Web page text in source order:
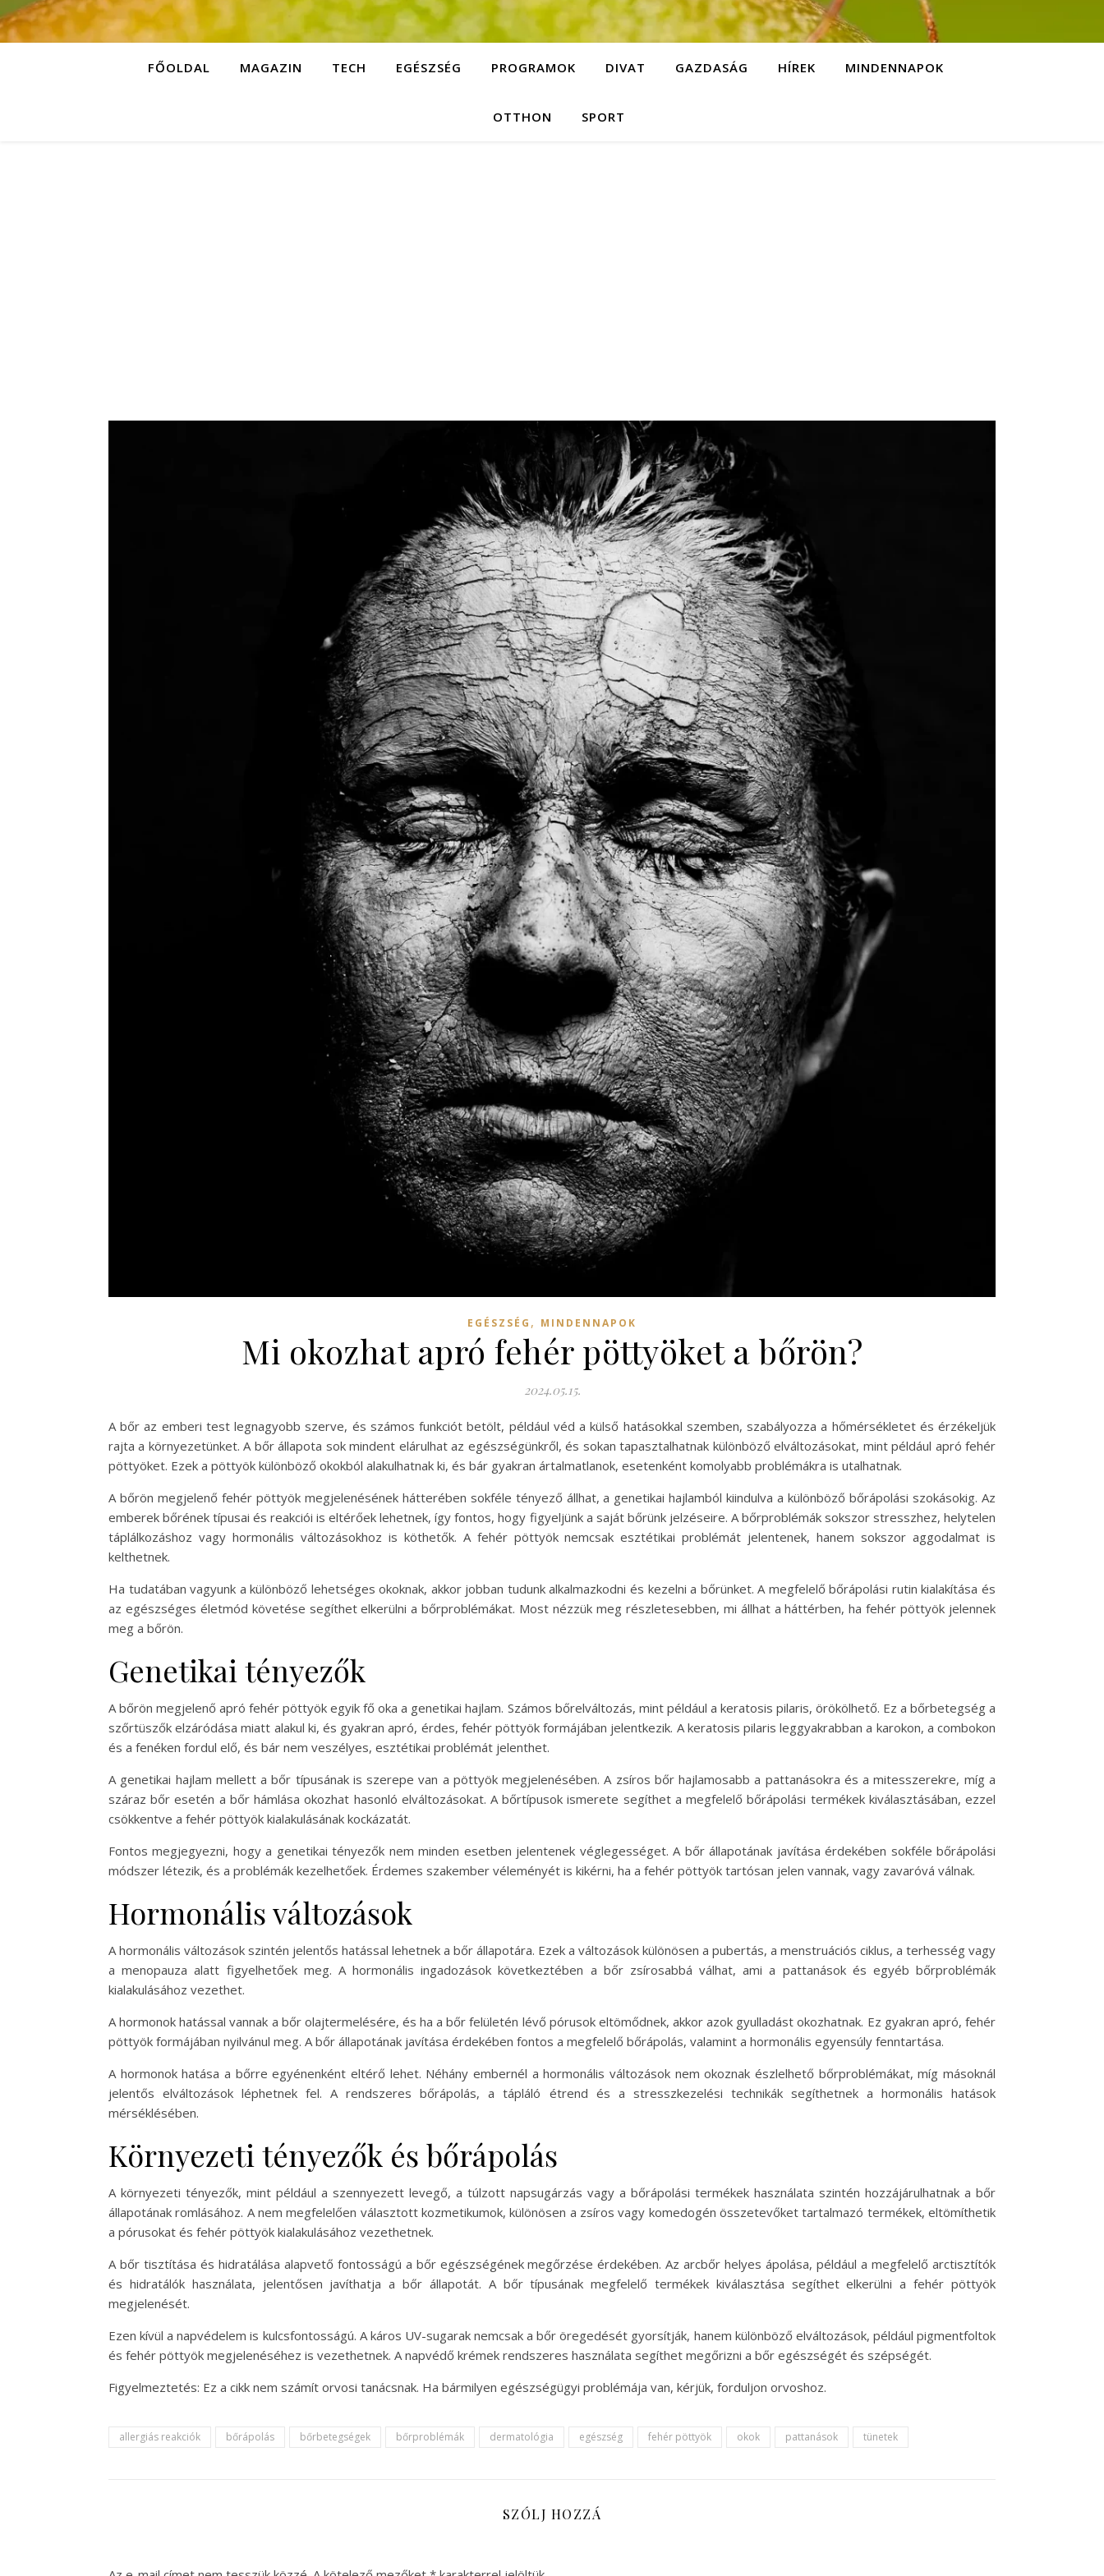
FŐOLDAL MAGAZIN TECH EGÉSZSÉG PROGRAMOK DIVAT GAZDASÁG HÍREK MINDENNAPOK
OTTHON SPORT
EGÉSZSÉG , MINDENNAPOK
Mi okozhat apró fehér pöttyöket a bőrön?
2024.05.15.
A bőr az emberi test legnagyobb szerve, és számos funkciót betölt, például véd a külső hatásokkal szemben, szabályozza a hőmérsékletet és érzékeljük
rajta a környezetünket. A bőr állapota sok mindent elárulhat az egészségünkről, és sokan tapasztalhatnak különböző elváltozásokat, mint például apró fehér
pöttyöket. Ezek a pöttyök különböző okokból alakulhatnak ki, és bár gyakran ártalmatlanok, esetenként komolyabb problémákra is utalhatnak.
A bőrön megjelenő fehér pöttyök megjelenésének hátterében sokféle tényező állhat, a genetikai hajlamból kiindulva a különböző bőrápolási szokásokig. Az
emberek bőrének típusai és reakciói is eltérőek lehetnek, így fontos, hogy figyeljünk a saját bőrünk jelzéseire. A bőrproblémák sokszor stresszhez, helytelen
táplálkozáshoz vagy hormonális változásokhoz is köthetők. A fehér pöttyök nemcsak esztétikai problémát jelentenek, hanem sokszor aggodalmat is
kelthetnek.
Ha tudatában vagyunk a különböző lehetséges okoknak, akkor jobban tudunk alkalmazkodni és kezelni a bőrünket. A megfelelő bőrápolási rutin kialakítása és
az egészséges életmód követése segíthet elkerülni a bőrproblémákat. Most nézzük meg részletesebben, mi állhat a háttérben, ha fehér pöttyök jelennek
meg a bőrön.
Genetikai tényezők
A bőrön megjelenő apró fehér pöttyök egyik fő oka a genetikai hajlam. Számos bőrelváltozás, mint például a keratosis pilaris, örökölhető. Ez a bőrbetegség a
szőrtüszők elzáródása miatt alakul ki, és gyakran apró, érdes, fehér pöttyök formájában jelentkezik. A keratosis pilaris leggyakrabban a karokon, a combokon
és a fenéken fordul elő, és bár nem veszélyes, esztétikai problémát jelenthet.
A genetikai hajlam mellett a bőr típusának is szerepe van a pöttyök megjelenésében. A zsíros bőr hajlamosabb a pattanásokra és a mitesszerekre, míg a
száraz bőr esetén a bőr hámlása okozhat hasonló elváltozásokat. A bőrtípusok ismerete segíthet a megfelelő bőrápolási termékek kiválasztásában, ezzel
csökkentve a fehér pöttyök kialakulásának kockázatát.
Fontos megjegyezni, hogy a genetikai tényezők nem minden esetben jelentenek véglegességet. A bőr állapotának javítása érdekében sokféle bőrápolási
módszer létezik, és a problémák kezelhetőek. Érdemes szakember véleményét is kikérni, ha a fehér pöttyök tartósan jelen vannak, vagy zavaróvá válnak.
Hormonális változások
A hormonális változások szintén jelentős hatással lehetnek a bőr állapotára. Ezek a változások különösen a pubertás, a menstruációs ciklus, a terhesség vagy
a menopauza alatt figyelhetőek meg. A hormonális ingadozások következtében a bőr zsírosabbá válhat, ami a pattanások és egyéb bőrproblémák
kialakulásához vezethet.
A hormonok hatással vannak a bőr olajtermelésére, és ha a bőr felületén lévő pórusok eltömődnek, akkor azok gyulladást okozhatnak. Ez gyakran apró, fehér
pöttyök formájában nyilvánul meg. A bőr állapotának javítása érdekében fontos a megfelelő bőrápolás, valamint a hormonális egyensúly fenntartása.
A hormonok hatása a bőrre egyénenként eltérő lehet. Néhány embernél a hormonális változások nem okoznak észlelhető bőrproblémákat, míg másoknál
jelentős elváltozások léphetnek fel. A rendszeres bőrápolás, a tápláló étrend és a stresszkezelési technikák segíthetnek a hormonális hatások
mérséklésében.
Környezeti tényezők és bőrápolás
A környezeti tényezők, mint például a szennyezett levegő, a túlzott napsugárzás vagy a bőrápolási termékek használata szintén hozzájárulhatnak a bőr
állapotának romlásához. A nem megfelelően választott kozmetikumok, különösen a zsíros vagy komedogén összetevőket tartalmazó termékek, eltömíthetik
a pórusokat és fehér pöttyök kialakulásához vezethetnek.
A bőr tisztítása és hidratálása alapvető fontosságú a bőr egészségének megőrzése érdekében. Az arcbőr helyes ápolása, például a megfelelő arctisztítók
és hidratálók használata, jelentősen javíthatja a bőr állapotát. A bőr típusának megfelelő termékek kiválasztása segíthet elkerülni a fehér pöttyök
megjelenését.
Ezen kívül a napvédelem is kulcsfontosságú. A káros UV-sugarak nemcsak a bőr öregedését gyorsítják, hanem különböző elváltozások, például pigmentfoltok
és fehér pöttyök megjelenéséhez is vezethetnek. A napvédő krémek rendszeres használata segíthet megőrizni a bőr egészségét és szépségét.
Figyelmeztetés: Ez a cikk nem számít orvosi tanácsnak. Ha bármilyen egészségügyi problémája van, kérjük, forduljon orvoshoz.
allergiás reakciók bőrápolás bőrbetegségek bőrproblémák dermatológia egészség fehér pöttyök okok pattanások tünetek
SZÓLJ HOZZÁ